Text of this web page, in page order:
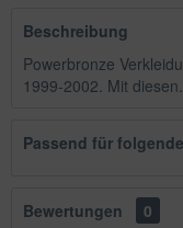
Beschreibung
Powerbronze
1999-2002. Mit
Passend für
Bewertungen
0